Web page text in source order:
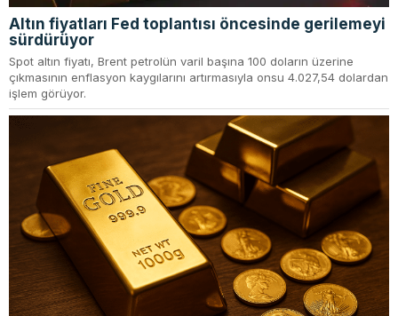
Altın fiyatları Fed toplantısı öncesinde gerilemeyi
sürdürüyor
Spot altın fiyatı, Brent petrolün varil başına 100 doların üzerine
çıkmasının enflasyon kaygılarını artırmasıyla onsu 4.027,54 dolardan
işlem görüyor.